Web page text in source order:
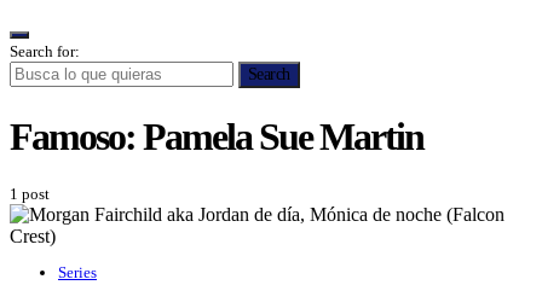
Search for:
Search
Famoso:Pamela Sue Martin
1 post
Series